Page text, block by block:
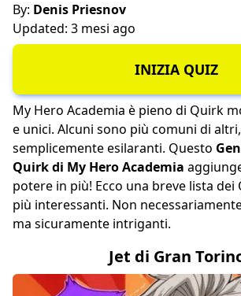
By: Denis Priesnov
Updated: 3 mesi ago
INIZIA QUIZ
My Hero Academia è pieno di Quirk
e unici. Alcuni sono più comuni di
semplicemente esilaranti. Questo
Quirk di My Hero Academia
potere in più! Ecco una breve lista
più interessanti. Non
ma sicuramente intriganti.
Jet di Gran